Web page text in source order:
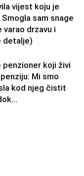
vijest koju je
sam snage
varao drzavu i
detalje)
penzioner koji živi
Mi smo
kod njeg čistit